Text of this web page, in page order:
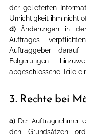
der gelieferten
Unrichtigkeit ihm nicht
d)Änderungen in der
Auftrages
Auftraggeber
Folgerungen
abgeschlossene Teile
3. Rechte bei
a)Der Auftragnehmer
den Grundsätzen